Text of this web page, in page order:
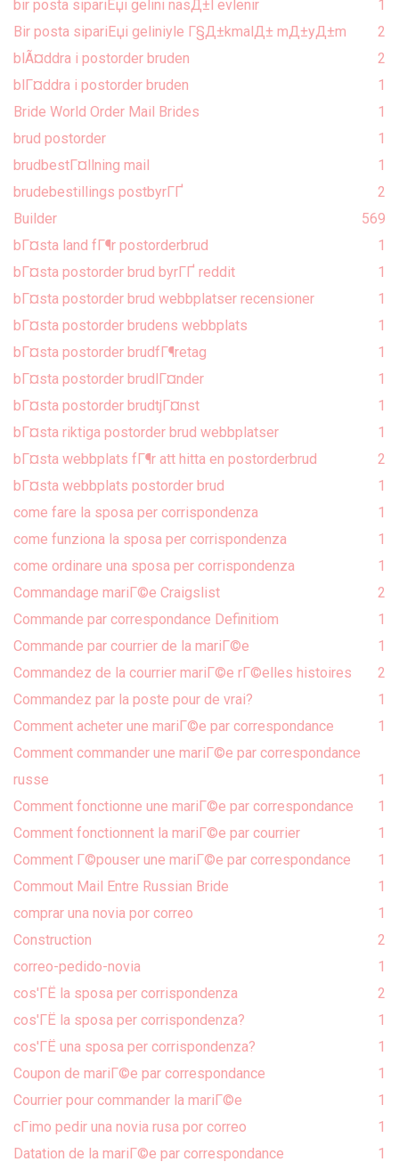
bir posta sipariЕџi gelini nasД±l evlenir
1
Bir posta sipariЕџi geliniyle Г§Д±kmalД± mД±yД±m
2
blÃ¤ddra i postorder bruden
2
blГ¤ddra i postorder bruden
1
Bride World Order Mail Brides
1
brud postorder
1
brudbestГ¤llning mail
1
brudebestillings postbyrГҐ
2
Builder
569
bГ¤sta land fГ¶r postorderbrud
1
bГ¤sta postorder brud byrГҐ reddit
1
bГ¤sta postorder brud webbplatser recensioner
1
bГ¤sta postorder brudens webbplats
1
bГ¤sta postorder brudfГ¶retag
1
bГ¤sta postorder brudlГ¤nder
1
bГ¤sta postorder brudtjГ¤nst
1
bГ¤sta riktiga postorder brud webbplatser
1
bГ¤sta webbplats fГ¶r att hitta en postorderbrud
2
bГ¤sta webbplats postorder brud
1
come fare la sposa per corrispondenza
1
come funziona la sposa per corrispondenza
1
come ordinare una sposa per corrispondenza
1
Commandage mariГ©e Craigslist
2
Commande par correspondance Definitiom
1
Commande par courrier de la mariГ©e
1
Commandez de la courrier mariГ©e rГ©elles histoires
2
Commandez par la poste pour de vrai?
1
Comment acheter une mariГ©e par correspondance
1
Comment commander une mariГ©e par correspondance
russe
1
Comment fonctionne une mariГ©e par correspondance
1
Comment fonctionnent la mariГ©e par courrier
1
Comment Г©pouser une mariГ©e par correspondance
1
Commout Mail Entre Russian Bride
1
comprar una novia por correo
1
Construction
2
correo-pedido-novia
1
cos'ГЁ la sposa per corrispondenza
2
cos'ГЁ la sposa per corrispondenza?
1
cos'ГЁ una sposa per corrispondenza?
1
Coupon de mariГ©e par correspondance
1
Courrier pour commander la mariГ©e
1
cГіmo pedir una novia rusa por correo
1
Datation de la mariГ©e par correspondance
1